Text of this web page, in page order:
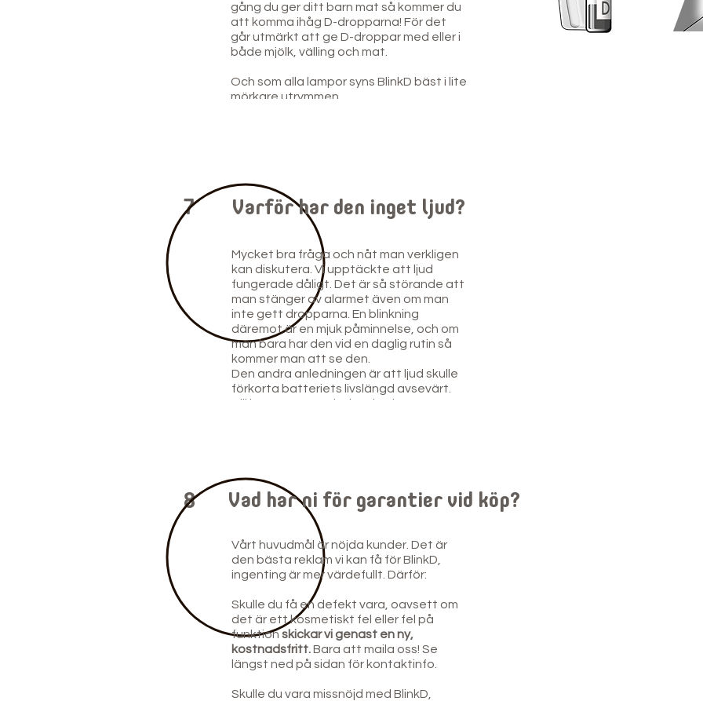
gång du ger ditt barn mat så kommer du
att komma ihåg D-dropparna! För det
går utmärkt att ge D-droppar med eller i
både mjölk, välling och mat.
Och som alla lampor syns BlinkD bäst i lite
mörkare utrymmen.
7 Varför har den inget ljud?
Mycket bra fråga och nåt man verkligen
kan diskutera. Vi upptäckte att ljud
fungerade dåligt. Det är så störande att
man stänger av alarmet även om man
inte gett dropparna. En blinkning
däremot är en mjuk påminnelse, och om
man bara har den vid en daglig rutin så
kommer man att se den.
Den andra anledningen är att ljud skulle
förkorta batteriets livslängd avsevärt.
Till ingen nytta och viss skada.
8 Vad har ni för garantier vid köp?
Vårt huvudmål är nöjda kunder. Det är
den bästa reklam vi kan få för BlinkD,
ingenting är mer värdefullt. Därför:
Skulle du få en defekt vara, oavsett om
det är ett kosmetiskt fel eller fel på
funktion skickar vi genast en ny,
kostnadsfritt.Bara att maila oss! Se
längst ned på sidan för kontaktinfo.
Skulle du vara missnöjd med BlinkD,